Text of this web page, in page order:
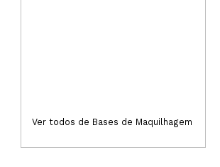
Ver todos de Bases de Maquilhagem